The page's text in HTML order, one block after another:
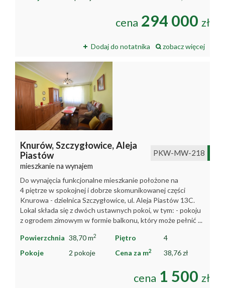
cena 294 000 zł
Dodaj do notatnika zobacz więcej
Knurów,Szczygłowice,Aleja
Piastów
mieszkanie na wynajem
PKW-MW-218
Do wynajęcia funkcjonalne mieszkanie położone na
4 piętrze w spokojnej i dobrze skomunikowanej części
Knurowa - dzielnica Szczygłowice, ul. Aleja Piastów 13C.
Lokal składa się z dwóch ustawnych pokoi, w tym: - pokoju
z ogrodem zimowym w formie balkonu, który może pełnić ...
Powierzchnia 38,70 m2 Piętro
4
Pokoje
2 pokoje Cena za m2 38,76 zł
cena 1 500 zł